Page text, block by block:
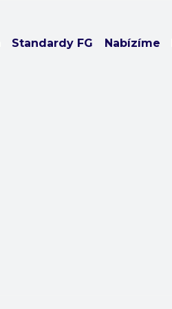
Standardy FG Nabízíme